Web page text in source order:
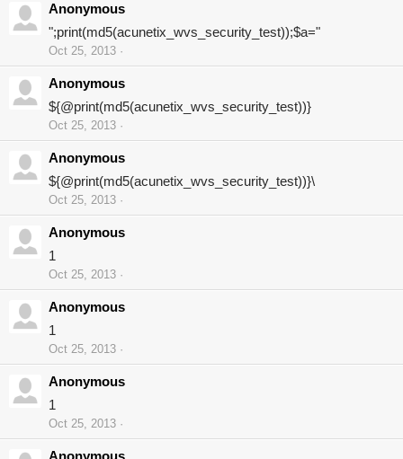
Anonymous
";print(md5(acunetix_wvs_security_test));$a="
Oct 25, 2013
Anonymous
${@print(md5(acunetix_wvs_security_test))}
Oct 25, 2013
Anonymous
${@print(md5(acunetix_wvs_security_test))}\
Oct 25, 2013
Anonymous
1
Oct 25, 2013
Anonymous
1
Oct 25, 2013
Anonymous
1
Oct 25, 2013
Anonymous